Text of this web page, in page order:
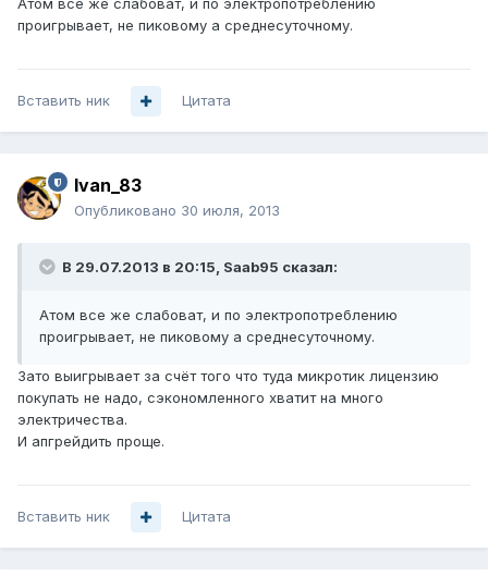
Атом все же слабоват, и по электропотреблению
проигрывает, не пиковому а среднесуточному.
Вставить ник Цитата
Ivan_83
Опубликовано 30 июля, 2013
В 29.07.2013 в 20:15, Saab95 сказал:
Атом все же слабоват, и по электропотреблению
проигрывает, не пиковому а среднесуточному.
Зато выигрывает за счёт того что туда микротик лицензию
покупать не надо, сэкономленного хватит на много
электричества.
И апгрейдить проще.
Вставить ник Цитата